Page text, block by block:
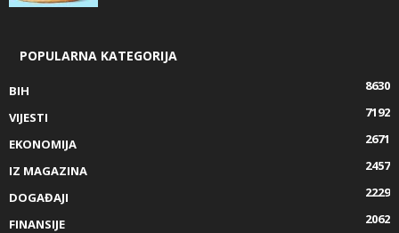
POPULARNA KATEGORIJA
BIH
8630
VIJESTI
7192
EKONOMIJA
2671
IZ MAGAZINA
2457
DOGAĐAJI
2229
FINANSIJE
2062